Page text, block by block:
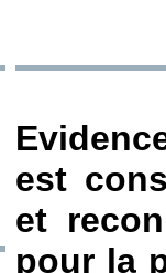
est
et
pour la